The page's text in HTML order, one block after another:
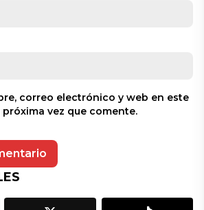
correo electrónico y web en este
vez que comente.